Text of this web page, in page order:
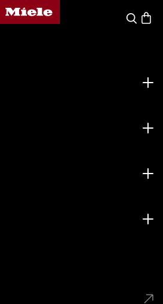
Miele-Homepage
Suche